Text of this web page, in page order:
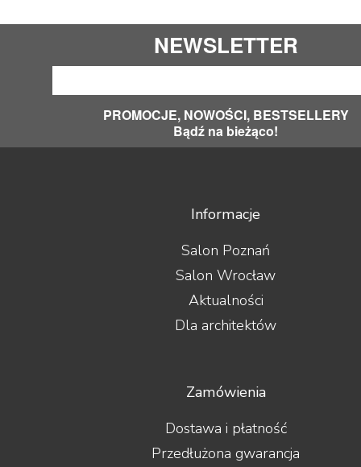
NEWSLETTER
PROMOCJE, NOWOŚCI, BESTSELLERY
Bądź na bieżąco!
Informacje
Salon Poznań
Salon Wrocław
Aktualności
Dla architektów
Zamówienia
Dostawa i płatność
Przedłużona gwarancja